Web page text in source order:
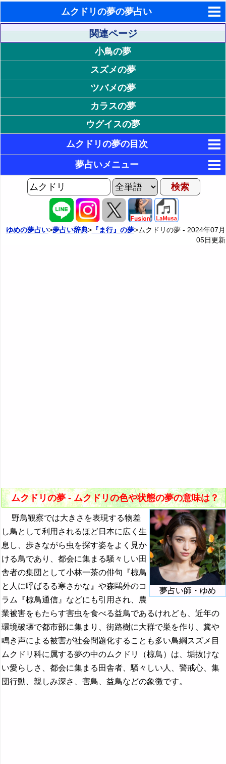
ムクドリの夢の夢占い
東洋・西洋占星術
ホラリー占星術
手相占いで未来診断
タロットカードで無料占い
命名の姓名判断
飛星派風水で住宅開運
男と女の心理学と心理テスト
関連ページ
小鳥の夢
スズメの夢
ツバメの夢
カラスの夢
ウグイスの夢
ムクドリの夢の目次
1. ムクドリの色が印象的な夢
2. 白いムクドリの夢 - 清楚・純粋・誠実
3. 黒いムクドリの夢 - 喪失・孤独・苦悩
4. 赤いムクドリの夢 - 生命力・興奮・欲望
17. ムクドリの状態が印象的な夢
18. 大きなムクドリの夢 - 長所や欠点の強調
19. 貧弱なムクドリの夢 - 運気の低迷
20. 怪我したムクドリの夢・病気のムクドリの夢 - 失敗
33. ムクドリの群れの夢 - 群れに対する感情
2P: 感情やムクドリの状況の夢
3P: ムクドリの行動の夢
夢占いメニュー
AIゆめの夢占いチャット
夢占い掲示板
『な行』の夢
『は』から始まる夢
『ひ』から始まる夢
『ふ～ほ』の夢
『ま行』の夢
・・・
昔の夢・過去の夢の夢占い
ムカデの夢の夢占い
ムクドリの夢の夢占い
虫の夢の夢占い
無視する夢・無視される夢の夢占い
ゆめの夢占い>夢占い辞典>『ま行』の夢>ムクドリの夢 - 2024年07月
05日更新
ムクドリの夢 - ムクドリの色や状態の夢の意味は？
夢占い師・ゆめ
野鳥観察では大きさを表現する物差
し鳥として利用されるほど日本に広く生
息し、歩きながら虫を探す姿をよく見か
ける鳥であり、都会に集まる騒々しい田
舎者の集団として小林一茶の俳句『椋鳥
と人に呼ばるる寒さかな』や森鷗外のコ
ラム『椋鳥通信』などにも引用され、農
業被害をもたらす害虫を食べる益鳥であるけれども、近年の
環境破壊で都市部に集まり、街路樹に大群で巣を作り、糞や
鳴き声による被害が社会問題化することも多い鳥綱スズメ目
ムクドリ科に属する夢の中のムクドリ（椋鳥）は、垢抜けな
い愛らしさ、都会に集まる田舎者、騒々しい人、警戒心、集
団行動、親しみ深さ、害鳥、益鳥などの象徴です。